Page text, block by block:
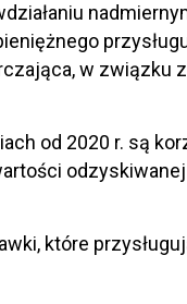
w związku
od 2020 r. są
które